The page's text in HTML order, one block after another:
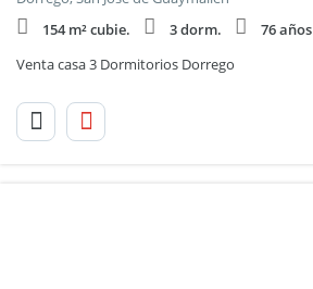
154 m² cubie.
3 dorm.
76 años
Venta casa 3 Dormitorios Dorrego